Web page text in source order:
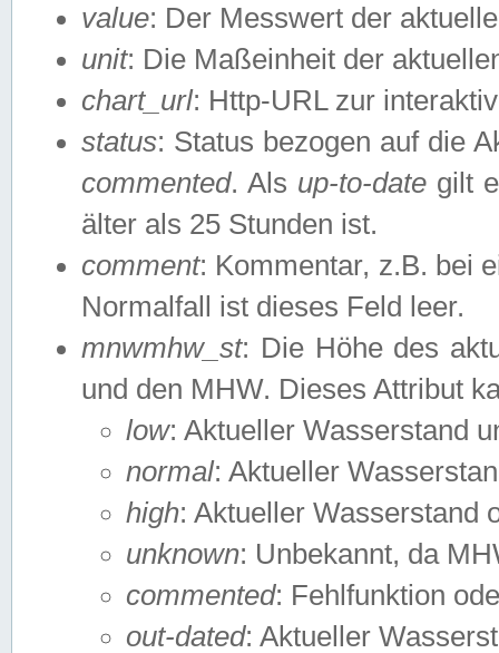
value: Der Messwert der
unit: Die Maßeinheit der
chart_url: Http-URL zur
status: Status bezogen auf die
commented. Als up-to-date gilt
älter als 25 Stunden ist.
comment: Kommentar, z.B. bei
Normalfall ist dieses Feld leer.
mnwmhw_st: Die Höhe des
und den MHW. Dieses Attribut
low: Aktueller Wasserstand
normal: Aktueller
high: Aktueller Wasserstand
unknown: Unbekannt, da
commented: Fehlfunktion
out-dated: Aktueller